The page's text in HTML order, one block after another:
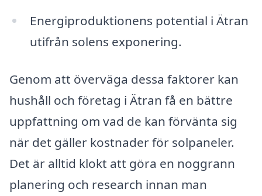
Energiproduktionens potential i Ätran
utifrån solens exponering.
Genom att överväga dessa faktorer kan
hushåll och företag i Ätran få en bättre
uppfattning om vad de kan förvänta sig
när det gäller kostnader för solpaneler.
Det är alltid klokt att göra en noggrann
planering och research innan man